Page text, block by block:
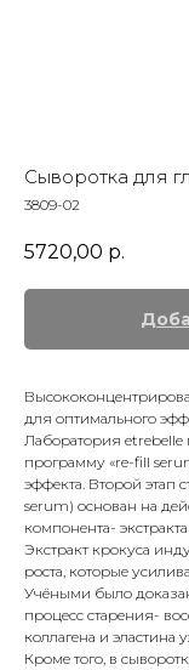
Сыворотка для
3809-02
5720,00 р.
для оптимального
Лаборатория
программу «re-fill
эффекта. Второй этап
serum) основан на
компонента-
Экстракт крокуса
роста, которые
Учёными было
процесс старения-
коллагена и
Кроме того, в